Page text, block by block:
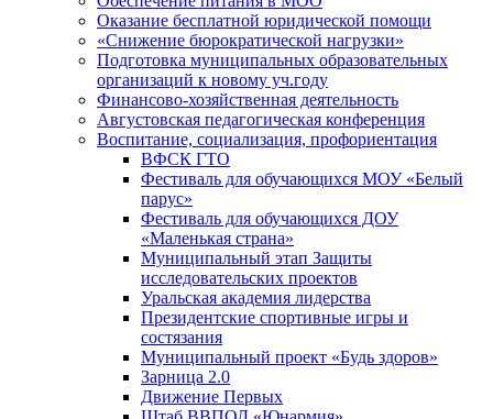
Оказание бесплатной юридической помощи
«Снижение бюрократической нагрузки»
Подготовка муниципальных образовательных
организаций к новому уч.году
Финансово-хозяйственная деятельность
Августовская педагогическая конференция
Воспитание, социализация, профориентация
ВФСК ГТО
Фестиваль для обучающихся МОУ «Белый
парус»
Фестиваль для обучающихся ДОУ
«Маленькая страна»
Муниципальный этап Защиты
исследовательских проектов
Уральская академия лидерства
Президентские спортивные игры и
состязания
Муниципальный проект «Будь здоров»
Зарница 2.0
Движение Первых